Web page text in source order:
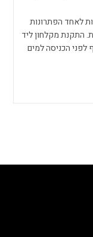
האחרונות לאחד הפתרונות
התקנת מקלחון ליד
הכניסה למים